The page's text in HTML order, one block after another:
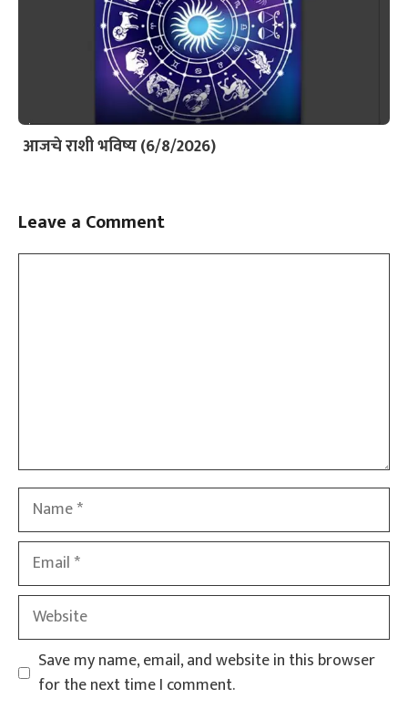
आजचे राशी भविष्य (6/8/2026)
Leave a Comment
Name
Email
Website
Save my name, email, and website in this browser
for the next time I comment.